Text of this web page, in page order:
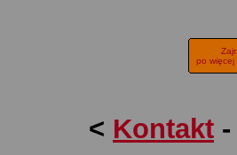
po więcej
< Kontakt